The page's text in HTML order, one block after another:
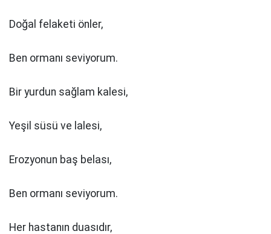
Doğal felaketi önler,
Ben ormanı seviyorum.
Bir yurdun sağlam kalesi,
Yeşil süsü ve lalesi,
Erozyonun baş belası,
Ben ormanı seviyorum.
Her hastanın duasıdır,